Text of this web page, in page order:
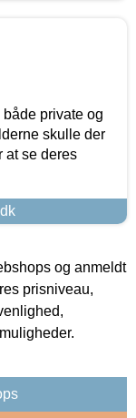
private og
skulle der
at se deres
og anmeldt
prisniveau,